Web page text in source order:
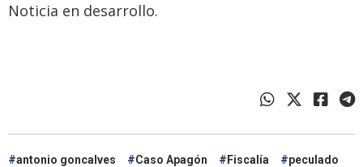
Noticia en desarrollo.
antonio goncalves Caso Apagón Fiscalía
peculado